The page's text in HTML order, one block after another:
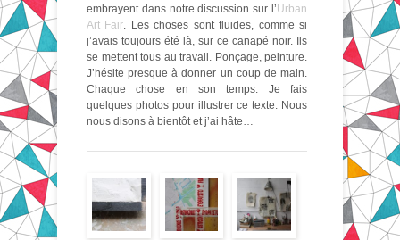
embrayent dans notre discussion sur l’Urban
Art Fair . Les choses sont fluides, comme si
j’avais toujours été là, sur ce canapé noir. Ils
se mettent tous au travail. Ponçage, peinture.
J’hésite presque à donner un coup de main.
Chaque chose en son temps. Je fais
quelques photos pour illustrer ce texte. Nous
nous disons à bientôt et j’ai hâte…